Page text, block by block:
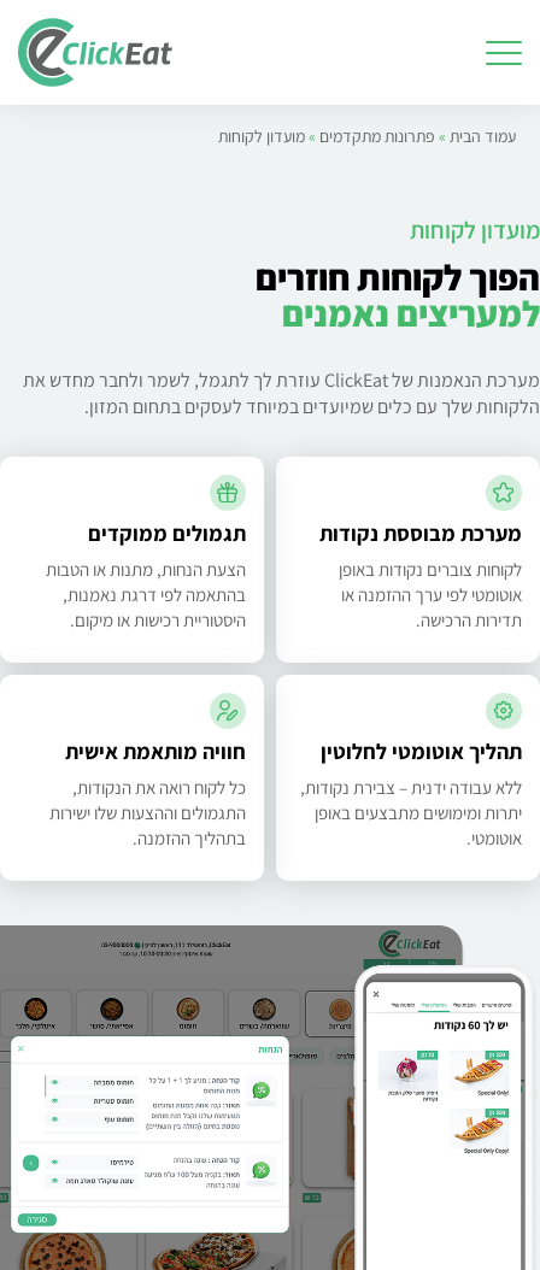
לתוכן
עמוד הבית » פתרונות מתקדמים »מועדון לקוחות
מועדון לקוחות
הפוך לקוחות חוזרים
למעריצים נאמנים
מערכת הנאמנות של ClickEat עוזרת לך לתגמל, לשמר ולחבר מחדש את
הלקוחות שלך עם כלים שמיועדים במיוחד לעסקים בתחום המזון.
מערכת מבוססת נקודות
לקוחות צוברים נקודות באופן
אוטומטי לפי ערך ההזמנה או
תדירות הרכישה.
תגמולים ממוקדים
הצעת הנחות, מתנות או הטבות
בהתאמה לפי דרגת נאמנות,
היסטוריית רכישות או מיקום.
תהליך אוטומטי לחלוטין
ללא עבודה ידנית – צבירת נקודות,
יתרות ומימושים מתבצעים באופן
אוטומטי.
חוויה מותאמת אישית
כל לקוח רואה את הנקודות,
התגמולים וההצעות שלו ישירות
בתהליך ההזמנה.